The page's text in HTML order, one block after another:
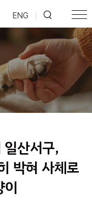
ENG
산서구,
박혀 사체로
이